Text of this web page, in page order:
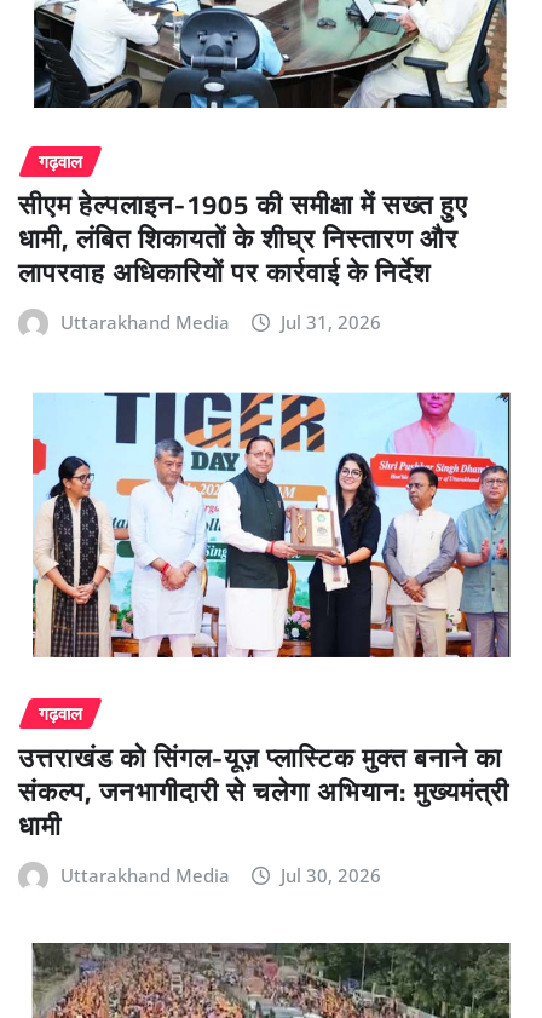
गढ़वाल
सीएम हेल्पलाइन-1905 की समीक्षा में सख्त हुए
धामी, लंबित शिकायतों के शीघ्र निस्तारण और
लापरवाह अधिकारियों पर कार्रवाई के निर्देश
Uttarakhand Media Jul 31, 2026
गढ़वाल
उत्तराखंड को सिंगल-यूज़ प्लास्टिक मुक्त बनाने का
संकल्प, जनभागीदारी से चलेगा अभियान: मुख्यमंत्री
धामी
Uttarakhand Media Jul 30, 2026